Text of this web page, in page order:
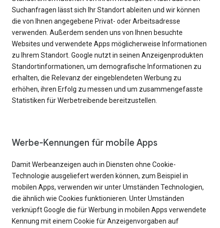
Suchanfragen lässt sich Ihr Standort ableiten und wir können
die von Ihnen angegebene Privat- oder Arbeitsadresse
verwenden. Außerdem senden uns von Ihnen besuchte
Websites und verwendete Apps möglicherweise Informationen
zu Ihrem Standort. Google nutzt in seinen Anzeigenprodukten
Standortinformationen, um demografische Informationen zu
erhalten, die Relevanz der eingeblendeten Werbung zu
erhöhen, ihren Erfolg zu messen und um zusammengefasste
Statistiken für Werbetreibende bereitzustellen.
Werbe-Kennungen für mobile Apps
Damit Werbeanzeigen auch in Diensten ohne Cookie-
Technologie ausgeliefert werden können, zum Beispiel in
mobilen Apps, verwenden wir unter Umständen Technologien,
die ähnlich wie Cookies funktionieren. Unter Umständen
verknüpft Google die für Werbung in mobilen Apps verwendete
Kennung mit einem Cookie für Anzeigenvorgaben auf